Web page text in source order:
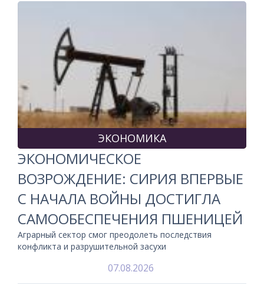
ЭКОНОМИКА
ЭКОНОМИЧЕСКОЕ
ВОЗРОЖДЕНИЕ: СИРИЯ ВПЕРВЫЕ
С НАЧАЛА ВОЙНЫ ДОСТИГЛА
САМООБЕСПЕЧЕНИЯ ПШЕНИЦЕЙ
Аграрный сектор смог преодолеть последствия
конфликта и разрушительной засухи
07.08.2026